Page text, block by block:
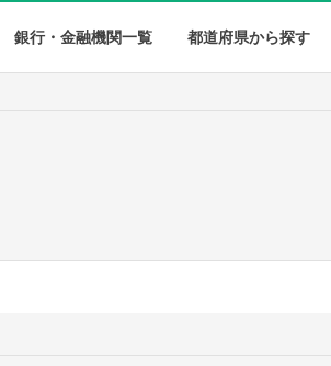
銀行・金融機関一覧 都道府県から探す